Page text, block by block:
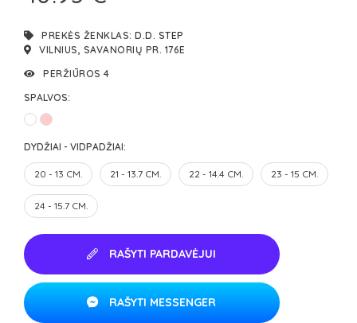
PREKĖS ŽENKLAS:D.D. STEP
VILNIUS, SAVANORIŲ PR. 176E
PERŽIŪROS 4
SPALVOS:
DYDŽIAI - VIDPADŽIAI:
20 - 13 CM. 21 - 13.7 CM. 22 - 14.4 CM. 23 - 15 CM.
24 - 15.7 CM.
RAŠYTI PARDAVĖJUI
RAŠYTI MESSENGER